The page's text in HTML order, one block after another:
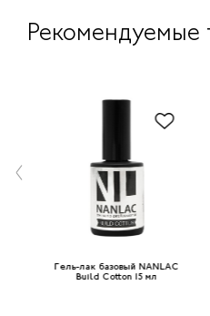
Рекомендуемые
Гель-лак базовый NANLAC
Build Cotton 15 мл